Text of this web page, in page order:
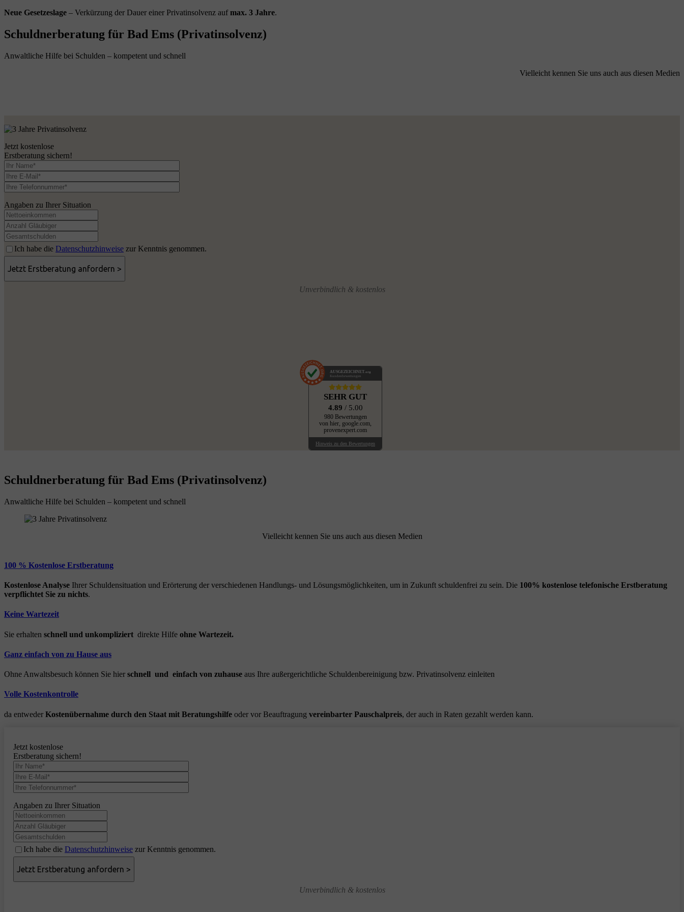
Neue Gesetzeslage – Verkürzung der Dauer einer Privatinsolvenz aufmax. 3 Jahre.
Schuldnerberatung für Bad Ems (Privatinsolvenz)
Anwaltliche Hilfe bei Schulden – kompetent und schnell
Vielleicht kennen Sie uns auch aus diesen Medien
Jetzt kostenlose
Erstberatung sichern!
Angaben zu Ihrer Situation
Ich habe die Datenschutzhinweise zur Kenntnis genommen.
Unverbindlich & kostenlos
AUSGEZEICHNET .org
Kundenbewertungen
SEHR GUT
4.89 / 5.00
980 Bewertungen
von hier, google.com,
provenexpert.com
Hinweis zu den Bewertungen
Schuldnerberatung für Bad Ems (Privatinsolvenz)
Anwaltliche Hilfe bei Schulden – kompetent und schnell
Vielleicht kennen Sie uns auch aus diesen Medien
100 % Kostenlose Erstberatung
Kostenlose Analyse Ihrer Schuldensituation und Erörterung der verschiedenen Handlungs- und Lösungsmöglichkeiten, um in Zukunft schuldenfrei zu sein. Die 100% kostenlose telefonische Erstberatung
verpflichtet Sie zu nichts.
Keine Wartezeit
Sie erhalten schnell und unkompliziert direkte Hilfe ohne Wartezeit.
Ganz einfach von zu Hause aus
Ohne Anwaltsbesuch können Sie hier schnell und einfach von zuhause aus Ihre außergerichtliche Schuldenbereinigung bzw. Privatinsolvenz einleiten
Volle Kostenkontrolle
da entweder Kostenübernahme durch den Staat mit Beratungshilfe oder vor Beauftragung vereinbarter Pauschalpreis, der auch in Raten gezahlt werden kann.
Jetzt kostenlose
Erstberatung sichern!
Angaben zu Ihrer Situation
Ich habe die Datenschutzhinweise zur Kenntnis genommen.
Unverbindlich & kostenlos